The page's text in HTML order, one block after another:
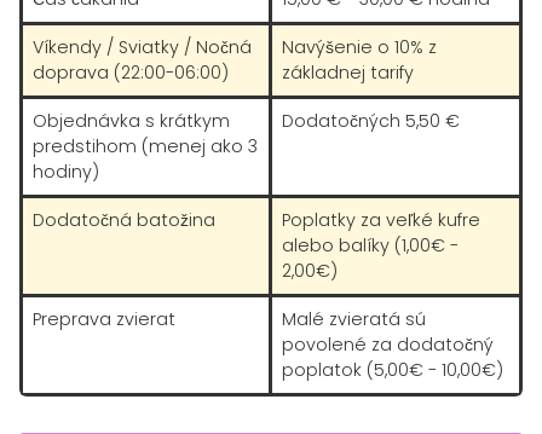
Víkendy / Sviatky / Nočná
doprava (22:00-06:00)
Navýšenie o 10% z
základnej tarify
Objednávka s krátkym
predstihom (menej ako 3
hodiny)
Dodatočných 5,50 €
Dodatočná batožina
Poplatky za veľké kufre
alebo balíky (1,00€ -
2,00€)
Preprava zvierat
Malé zvieratá sú
povolené za dodatočný
poplatok (5,00€ - 10,00€)